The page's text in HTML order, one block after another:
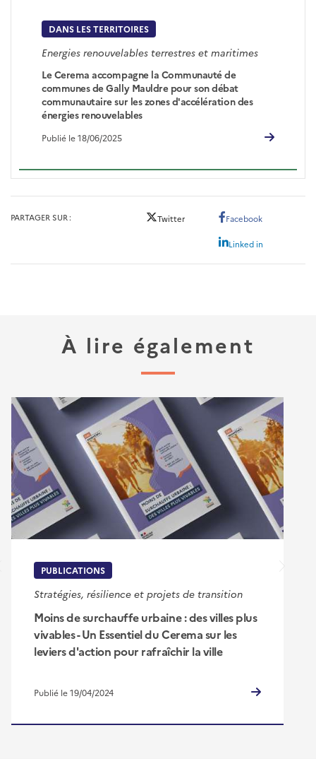
DANS LES TERRITOIRES
Energies renouvelables terrestres et maritimes
Le Cerema accompagne la Communauté de
communes de Gally Mauldre pour son débat
communautaire sur les zones d'accélération des
énergies renouvelables
Publié le 18/06/2025
PARTAGER SUR Twitter Facebook
Linked in
À lire également
PUBLICATIONS
Stratégies, résilience et projets de transition
Moins de surchauffe urbaine : des villes plus
vivables - Un Essentiel du Cerema sur les
leviers d'action pour rafraîchir la ville
Publié le 19/04/2024